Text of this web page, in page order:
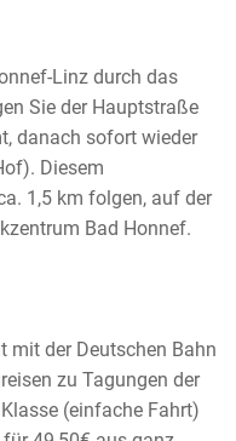
Linz durch das
Sie der Hauptstraße
danach sofort wieder
Diesem
1,5 km folgen, auf der
Bad Honnef.
mit der Deutschen Bahn
zu Tagungen der
(einfache Fahrt)